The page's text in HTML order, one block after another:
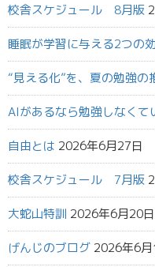
校舎スケジュール 8月版
睡眠が学習に与える2つの
“見える化”を、夏の勉強の
AIがあるなら勉強しなくて
自由とは 2026年6月27日
校舎スケジュール 7月版
大蛇山特訓 2026年6月20日
げんじのブログ 2026年6月